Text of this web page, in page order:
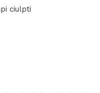
ciulpti